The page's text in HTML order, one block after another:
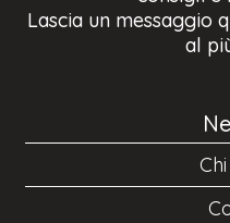
Lascia un messaggio
al